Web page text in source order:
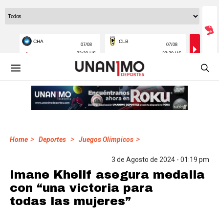
Home > Deportes > Juegos Olímpicos >
3 de Agosto de 2024 - 01:19 pm
Imane Khelif asegura medalla
con “una victoria para
todas las mujeres”